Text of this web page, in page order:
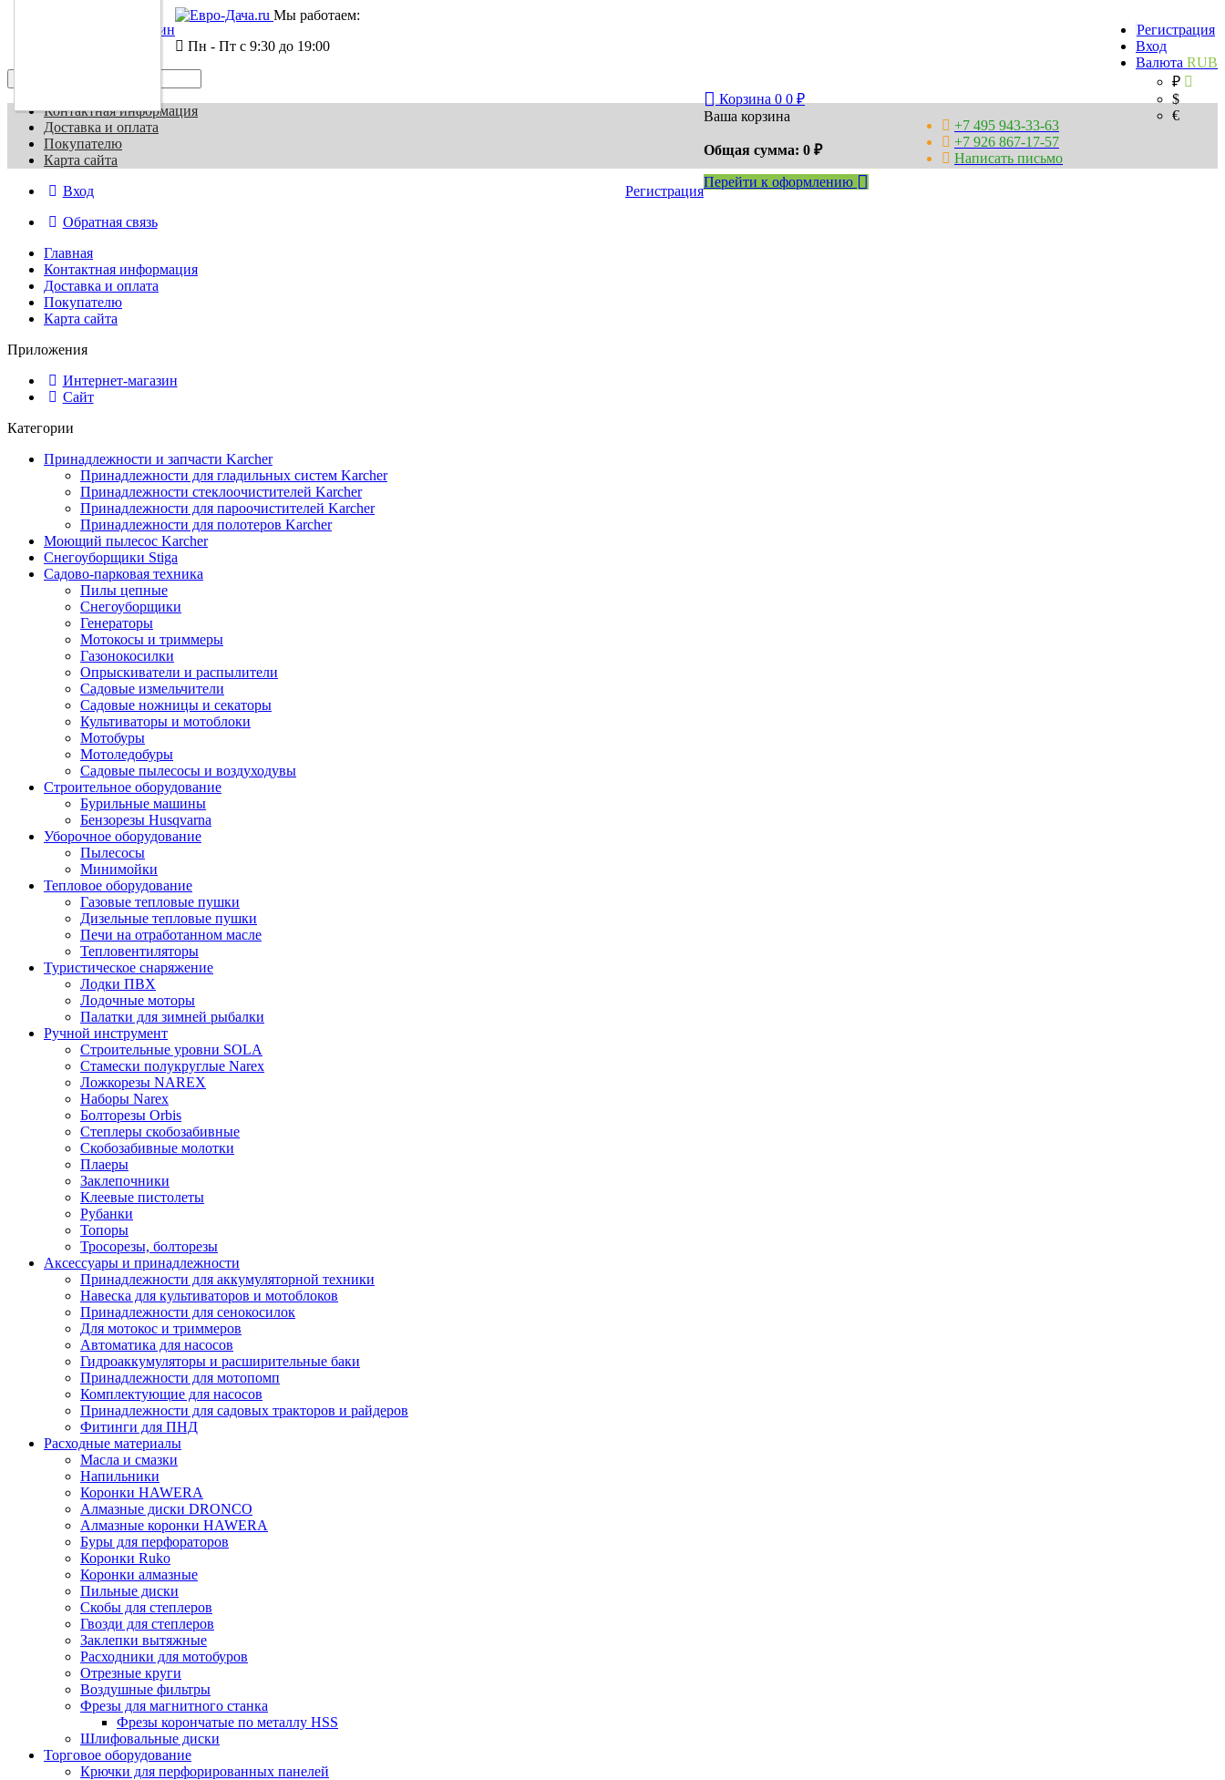
Интернет-магазин
Регистрация
Вход
Валюта RUB
₽
$
€
Мы работаем:
Пн - Пт с 9:30 до 19:00
+7 495 943-33-63
+7 926 867-17-57
Написать письмо
Корзина 0 0 ₽
Ваша корзина
Общая сумма: 0 ₽
Перейти к оформлению
Контактная информация
Доставка и оплата
Покупателю
Карта сайта
Регистрация
Вход
Обратная связь
Главная
Контактная информация
Доставка и оплата
Покупателю
Карта сайта
Приложения
Интернет-магазин
Сайт
Категории
Принадлежности и запчасти Karcher
Принадлежности для гладильных систем Karcher
Принадлежности стеклоочистителей Karcher
Принадлежности для пароочистителей Karcher
Принадлежности для полотеров Karcher
Моющий пылесос Karcher
Снегоуборщики Stiga
Садово-парковая техника
Пилы цепные
Снегоуборщики
Генераторы
Мотокосы и триммеры
Газонокосилки
Опрыскиватели и распылители
Садовые измельчители
Садовые ножницы и секаторы
Культиваторы и мотоблоки
Мотобуры
Мотоледобуры
Садовые пылесосы и воздуходувы
Строительное оборудование
Бурильные машины
Бензорезы Husqvarna
Уборочное оборудование
Пылесосы
Минимойки
Тепловое оборудование
Газовые тепловые пушки
Дизельные тепловые пушки
Печи на отработанном масле
Тепловентиляторы
Туристическое снаряжение
Лодки ПВХ
Лодочные моторы
Палатки для зимней рыбалки
Ручной инструмент
Строительные уровни SOLA
Стамески полукруглые Narex
Ложкорезы NAREX
Наборы Narex
Болторезы Orbis
Степлеры скобозабивные
Скобозабивные молотки
Плаеры
Заклепочники
Клеевые пистолеты
Рубанки
Топоры
Тросорезы, болторезы
Аксессуары и принадлежности
Принадлежности для аккумуляторной техники
Навеска для культиваторов и мотоблоков
Принадлежности для сенокосилок
Для мотокос и триммеров
Автоматика для насосов
Гидроаккумуляторы и расширительные баки
Принадлежности для мотопомп
Комплектующие для насосов
Принадлежности для садовых тракторов и райдеров
Фитинги для ПНД
Расходные материалы
Масла и смазки
Напильники
Коронки HAWERA
Алмазные диски DRONCO
Алмазные коронки HAWERA
Буры для перфораторов
Коронки Ruko
Коронки алмазные
Пильные диски
Скобы для степлеров
Гвозди для степлеров
Заклепки вытяжные
Расходники для мотобуров
Отрезные круги
Воздушные фильтры
Фрезы для магнитного станка
Фрезы корончатые по металлу HSS
Шлифовальные диски
Торговое оборудование
Крючки для перфорированных панелей